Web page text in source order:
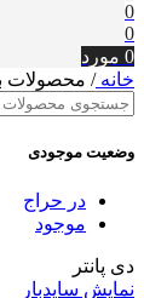
0
0
0 مورد
خانه/ محصولات
وضعیت موجودی
در حراج
موجود
دی پانتر
نمایش سایدبار